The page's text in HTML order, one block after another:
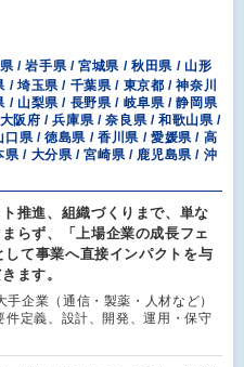
/ 岩手県 / 宮城県 / 秋田県 / 山形
埼玉県 / 千葉県 / 東京都 / 神奈川
/ 山梨県 / 長野県 / 岐阜県 / 静岡県
阪府 / 兵庫県 / 奈良県 / 和歌山県 /
県 / 徳島県 / 香川県 / 愛媛県 / 高
/ 大分県 / 宮崎県 / 鹿児島県 / 沖
推進、組織づくりまで、単な
らず、「上場企業の成長フェ
て事業へ直接インパクトを与
ます。
手企業（通信・製薬・人材など）
定義、設計、開発、運用・保守